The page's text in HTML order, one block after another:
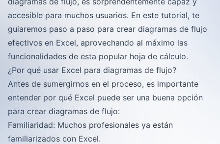
accesible para muchos usuarios. En este tutorial, te
guiaremos paso a paso para crear diagramas de flujo
efectivos en Excel, aprovechando al máximo las
funcionalidades de esta popular hoja de cálculo.
¿Por qué usar Excel para diagramas de flujo?
Antes de sumergirnos en el proceso, es importante
entender por qué Excel puede ser una buena opción
para crear diagramas de flujo:
Familiaridad: Muchos profesionales ya están
familiarizados con Excel.